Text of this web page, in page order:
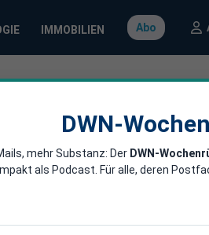
IMMOBILIEN Abo
DWN-
mehr Substanz: Der DWN-
als Podcast. Für alle, deren